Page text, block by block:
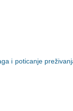
i poticanje